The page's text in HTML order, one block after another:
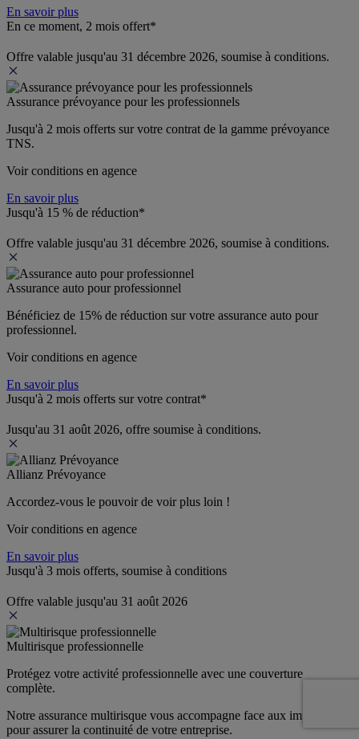
En savoir plus
En ce moment, 2 mois offert*
Offre valable jusqu'au 31 décembre 2026, soumise à conditions.
Assurance prévoyance pour les professionnels
Jusqu'à 2 mois offerts sur votre contrat de la gamme prévoyance
TNS.
Voir conditions en agence
En savoir plus
Jusqu'à 15 % de réduction*
Offre valable jusqu'au 31 décembre 2026, soumise à conditions.
Assurance auto pour professionnel
Bénéficiez de 15% de réduction sur votre assurance auto pour
professionnel.
Voir conditions en agence
En savoir plus
Jusqu'à 2 mois offerts sur votre contrat*
Jusqu'au 31 août 2026, offre soumise à conditions.
Allianz Prévoyance
Accordez-vous le pouvoir de voir plus loin !
Voir conditions en agence
En savoir plus
Jusqu'à 3 mois offerts, soumise à conditions
Offre valable jusqu'au 31 août 2026
Multirisque professionnelle
Protégez votre activité professionnelle avec une couverture
complète.
Notre assurance multirisque vous accompagne face aux imprévus
pour assurer la continuité de votre entreprise.